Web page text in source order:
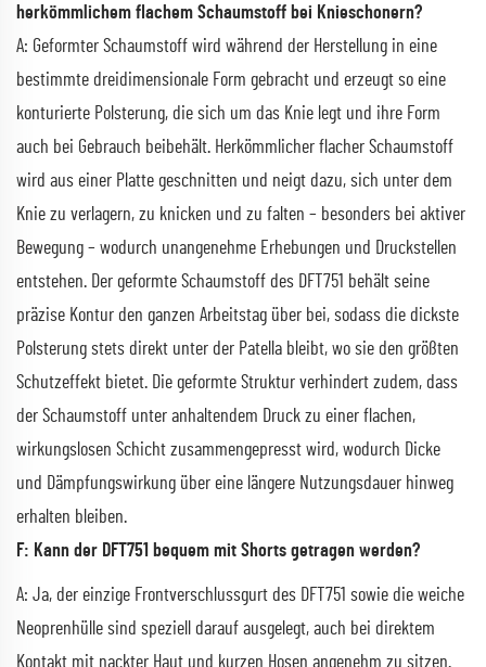
herkömmlichem flachem Schaumstoff bei Knieschonern?
A: Geformter Schaumstoff wird während der Herstellung in eine
bestimmte dreidimensionale Form gebracht und erzeugt so eine
konturierte Polsterung, die sich um das Knie legt und ihre Form
auch bei Gebrauch beibehält. Herkömmlicher flacher Schaumstoff
wird aus einer Platte geschnitten und neigt dazu, sich unter dem
Knie zu verlagern, zu knicken und zu falten – besonders bei aktiver
Bewegung – wodurch unangenehme Erhebungen und Druckstellen
entstehen. Der geformte Schaumstoff des DFT751 behält seine
präzise Kontur den ganzen Arbeitstag über bei, sodass die dickste
Polsterung stets direkt unter der Patella bleibt, wo sie den größten
Schutzeffekt bietet. Die geformte Struktur verhindert zudem, dass
der Schaumstoff unter anhaltendem Druck zu einer flachen,
wirkungslosen Schicht zusammengepresst wird, wodurch Dicke
und Dämpfungswirkung über eine längere Nutzungsdauer hinweg
erhalten bleiben.
F: Kann der DFT751 bequem mit Shorts getragen werden?
A: Ja, der einzige Frontverschlussgurt des DFT751 sowie die weiche
Neoprenhülle sind speziell darauf ausgelegt, auch bei direktem
Kontakt mit nackter Haut und kurzen Hosen angenehm zu sitzen.